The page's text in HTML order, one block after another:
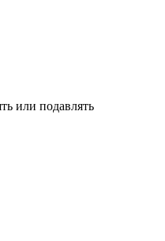
или подавлять